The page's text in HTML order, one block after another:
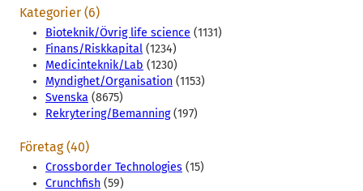
Kategorier (6)
Bioteknik/Övrig life science (1131)
Finans/Riskkapital (1234)
Medicinteknik/Lab (1230)
Myndighet/Organisation (1153)
Svenska (8675)
Rekrytering/Bemanning(197)
Företag (40)
Crossborder Technologies (15)
Crunchfish (59)